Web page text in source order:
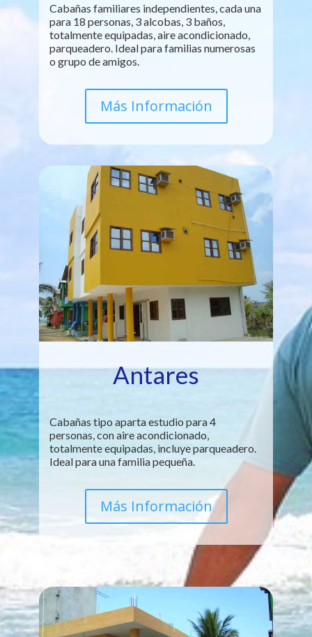
Cabañas familiares independientes, cada una
para 18 personas, 3 alcobas, 3 baños,
totalmente equipadas, aire acondicionado,
parqueadero. Ideal para familias numerosas
o grupo de amigos.
Más Información
Antares
Cabañas tipo aparta estudio para 4
personas, con aire acondicionado,
totalmente equipadas, incluye parqueadero.
Ideal para una familia pequeña.
Más Información